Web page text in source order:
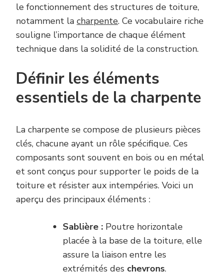
le fonctionnement des structures de toiture,
notamment la charpente. Ce vocabulaire riche
souligne l’importance de chaque élément
technique dans la solidité de la construction.
Définir les éléments
essentiels de la charpente
La charpente se compose de plusieurs pièces
clés, chacune ayant un rôle spécifique. Ces
composants sont souvent en bois ou en métal
et sont conçus pour supporter le poids de la
toiture et résister aux intempéries. Voici un
aperçu des principaux éléments :
Sablière : Poutre horizontale
placée à la base de la toiture, elle
assure la liaison entre les
extrémités des chevrons.